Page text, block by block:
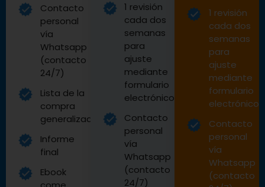
Contacto
personal
vía
Whatsapp
(contacto
24/7)
Lista de la
compra
generalizada
Informe
final
Ebook
1 revisión
cada dos
semanas
para
ajuste
mediante
formulario
electrónico
Contacto
personal
vía
Whatsapp
(contacto
24/7)
1 revisión
cada dos
semanas
para
ajuste
mediante
formulario
electrónico
Contacto
personal
vía
Whatsapp
(contacto